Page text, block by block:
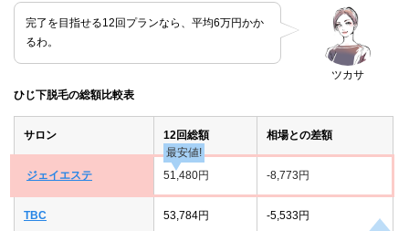
ツカサ
完了を目指せる12回プランなら、平均6万円かか
るわ。
ひじ下脱毛の総額比較表
サロン 12回総額 相場との差額
ジェイエステ
最安値!
51,480円
-8,773円
TBC 53,784円 -5,533円